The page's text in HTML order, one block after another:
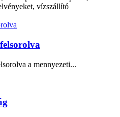
vízszállító
a mennyezeti...